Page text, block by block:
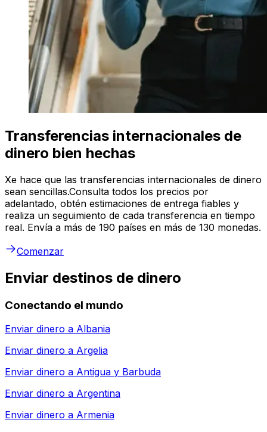
Transferencias internacionales de
dinero bien hechas
Xe hace que las transferencias internacionales de dinero
sean sencillas.Consulta todos los precios por
adelantado, obtén estimaciones de entrega fiables y
realiza un seguimiento de cada transferencia en tiempo
real. Envía a más de 190 países en más de 130 monedas.
Comenzar
Enviar destinos de dinero
Conectando el mundo
Enviar dinero a Albania
Enviar dinero a Argelia
Enviar dinero a Antigua y Barbuda
Enviar dinero a Argentina
Enviar dinero a Armenia